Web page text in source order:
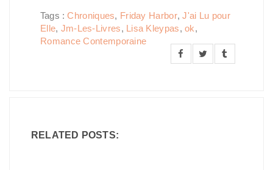
Tags :Chroniques, Friday Harbor,J'ai Lu pour
Elle, Jm-Les-Livres, Lisa Kleypas, ok,
Romance Contemporaine
RELATED POSTS: